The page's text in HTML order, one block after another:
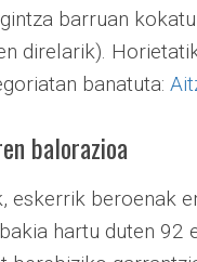
barruan
direlarik).
banatuta:
balorazioa
eskerrik beroenak
hartu duten 92